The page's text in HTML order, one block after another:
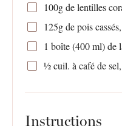
100gde lentilles
125gde pois
1 boîte (400 ml) de
½cuil. à café de
Instructions